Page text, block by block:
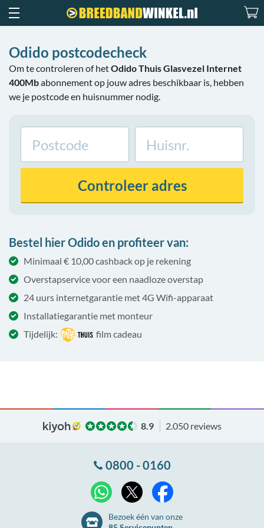
Odido postcodecheck
Om te controleren of hetOdido Thuis Glasvezel Internet
400Mbabonnement op jouw adres beschikbaar is, hebben
we je postcode en huisnummer nodig.
Controleeradres
Bestel hier Odido en profiteer van:
Minimaal € 10,00 cashback op je rekening
Overstapservice voor een naadloze overstap
24 uurs internetgarantie met 4G Wifi-apparaat
Installatiegarantie met monteur
Tijdelijk:
film cadeau
8.9 2.050 reviews
0800 - 0160
WhatsApp
Bezoek één van onze